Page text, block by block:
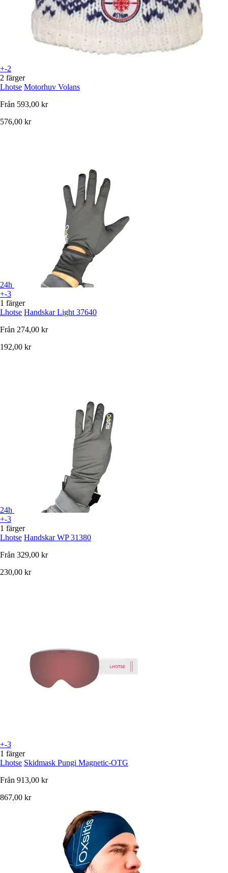
+-2
2 färger
Lhotse Motorhuv Volans
Från 593,00 kr
576,00 kr
24h
+-3
1 färger
Lhotse Handskar Light 37640
Från 274,00 kr
192,00 kr
24h
+-3
1 färger
Lhotse Handskar WP 31380
Från 329,00 kr
230,00 kr
+-3
1 färger
Lhotse Skidmask Pungi Magnetic-OTG
Från 913,00 kr
867,00 kr